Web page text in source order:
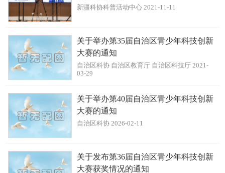
新疆科协科普活动中心 2021-11-11
关于举办第35届自治区青少年科技创新
大赛的通知
自治区科协 自治区教育厅 自治区科技厅 2021-
03-29
关于举办第40届自治区青少年科技创新
大赛的通知
自治区科协 2026-02-11
关于发布第36届自治区青少年科技创新
大赛获奖情况的通知